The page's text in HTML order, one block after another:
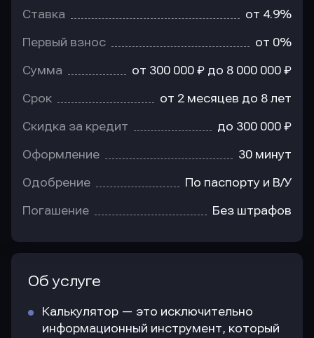
Ставка от 4.9%
Первый взнос от 0%
Сумма от 300 000 ₽ до 8 000 000 ₽
Срок от 2 месяцев до 8 лет
Скидка за кредит до 300 000 ₽
Оформление 30 минут
Одобрение По паспорту и В/У
Погашение Без штрафов
Об услуге
Калькулятор — это исключительно
информационный инструмент, который